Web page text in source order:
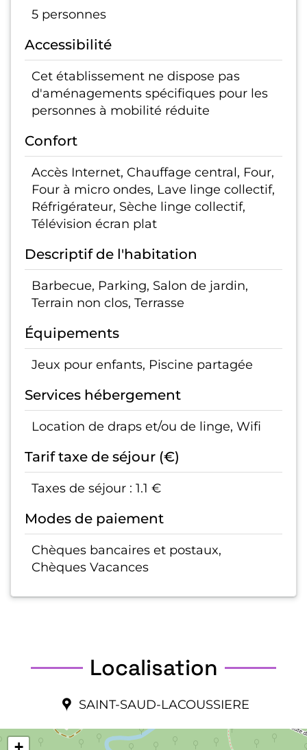
5 personnes
Accessibilité
Cet établissement ne dispose pas
d'aménagements spécifiques pour les
personnes à mobilité réduite
Confort
Accès Internet, Chauffage central, Four,
Four à micro ondes, Lave linge collectif,
Réfrigérateur, Sèche linge collectif,
Télévision écran plat
Descriptif de l'habitation
Barbecue, Parking, Salon de jardin,
Terrain non clos, Terrasse
Équipements
Jeux pour enfants, Piscine partagée
Services hébergement
Location de draps et/ou de linge, Wifi
Tarif taxe de séjour (€)
Taxes de séjour : 1.1 €
Modes de paiement
Chèques bancaires et postaux,
Chèques Vacances
Localisation
SAINT-SAUD-LACOUSSIERE